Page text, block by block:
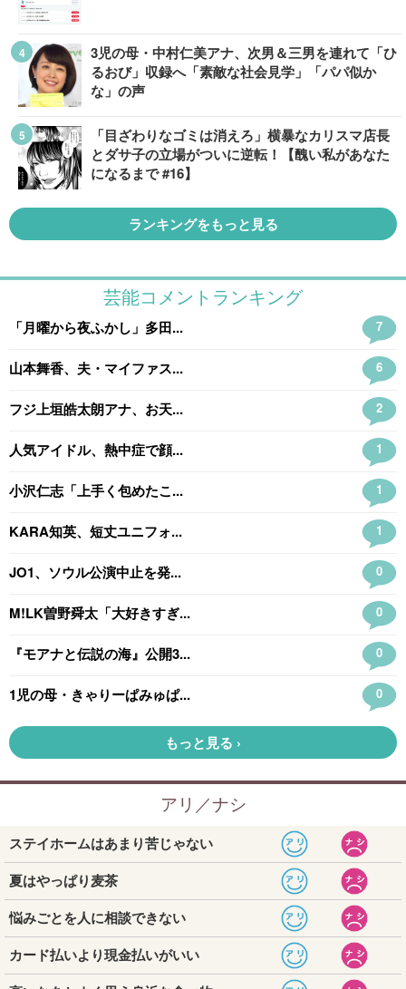
3児の母・中村仁美アナ、次男＆三男を連れて「ひ
るおび」収録へ「素敵な社会見学」「パパ似か
な」の声
「目ざわりなゴミは消えろ」横暴なカリスマ店長
とダサ子の立場がついに逆転！【醜い私があなた
になるまで #16】
ランキングをもっと見る